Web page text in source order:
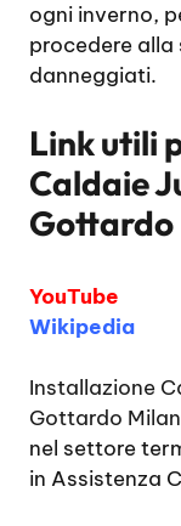
ogni inverno,
procedere alla
danneggiati.
Link utili
Caldaie
Gottardo
YouTube
Wikipedia
Installazione
Gottardo
nel settore
in Assistenza